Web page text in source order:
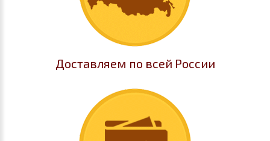
Доставляем по всей России